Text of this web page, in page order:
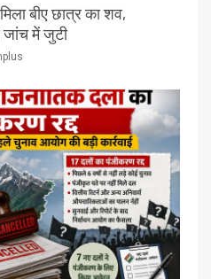
बीए छात्र का शव,
में जुटी